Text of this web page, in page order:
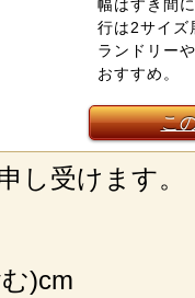
幅はすき間
行は2サイズ
ランドリー
おすすめ。
こ
し受けます。
)cm